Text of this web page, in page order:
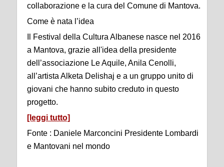
collaborazione e la cura del Comune di Mantova.
Come è nata l’idea
Il Festival della Cultura Albanese nasce nel 2016
a Mantova, grazie all'idea della presidente
dell’associazione Le Aquile, Anila Cenolli,
all’artista Alketa Delishaj e a un gruppo unito di
giovani che hanno subito creduto in questo
progetto.
[leggi tutto]
Fonte : Daniele Marconcini Presidente Lombardi
e Mantovani nel mondo